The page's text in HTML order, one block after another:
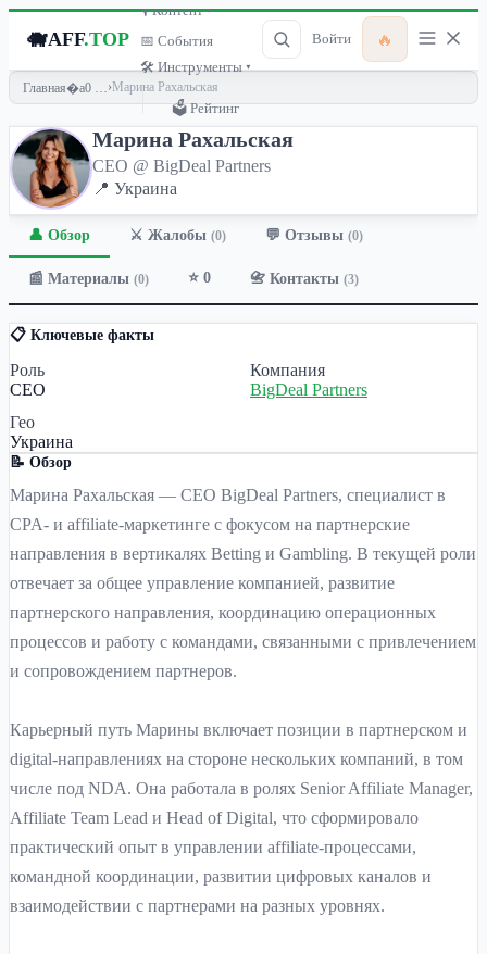
🐗AFF.TOP
🎙 Контент ▾
📅 События
🛠 Инструменты ▾
🗳 Рейтинг
Войти 🔥
Главная › Марина Рахальская
Марина Рахальская
СЕО @ BigDeal Partners
📍 Украина
👤 Обзор ⚔️ Жалобы (0) 💬 Отзывы (0)
📰 Материалы (0) ⭐ 0 📇 Контакты (3)
📋 Ключевые факты
Роль
СЕО
Компания
BigDeal Partners
Гео
Украина
📝 Обзор
Марина Рахальская — CEO BigDeal Partners, специалист в
CPA- и affiliate-маркетинге с фокусом на партнерские
направления в вертикалях Betting и Gambling. В текущей роли
отвечает за общее управление компанией, развитие
партнерского направления, координацию операционных
процессов и работу с командами, связанными с привлечением
и сопровождением партнеров.
Карьерный путь Марины включает позиции в партнерском и
digital-направлениях на стороне нескольких компаний, в том
числе под NDA. Она работала в ролях Senior Affiliate Manager,
Affiliate Team Lead и Head of Digital, что сформировало
практический опыт в управлении affiliate-процессами,
командной координации, развитии цифровых каналов и
взаимодействии с партнерами на разных уровнях.